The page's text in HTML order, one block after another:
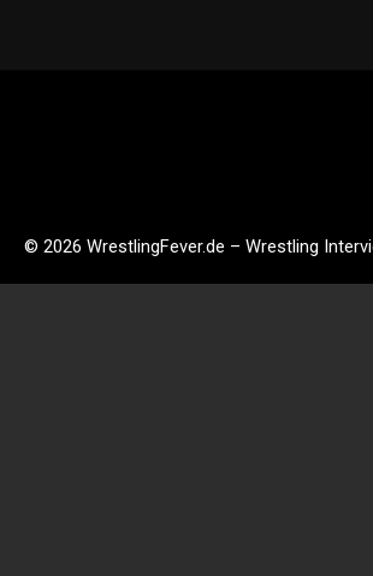
© 2026 WrestlingFever.de – Wrestling